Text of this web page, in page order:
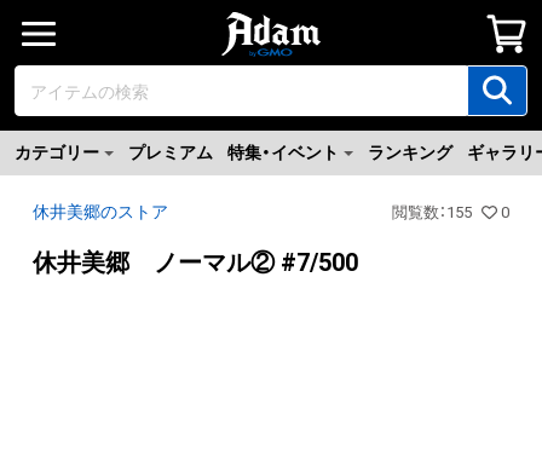
カテゴリー プレミアム 特集・イベント ランキング ギャラリ
休井美郷のストア 閲覧数 ： 155 0
休井美郷 ノーマル② #7/500